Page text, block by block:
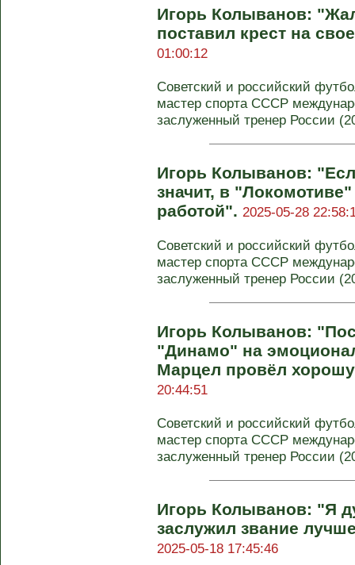
Игорь Колыванов:
поставил крест на
01:00:12
Советский и российский
мастер спорта СССР
заслуженный тренер России
Игорь Колыванов:
значит, в
работой". 2025-05-28
Советский и российский
мастер спорта СССР
заслуженный тренер России
Игорь Колыванов:
"Динамо" на
Марцел провёл
20:44:51
Советский и российский
мастер спорта СССР
заслуженный тренер России
Игорь Колыванов: "Я
заслужил звание
2025-05-18 17:45:46